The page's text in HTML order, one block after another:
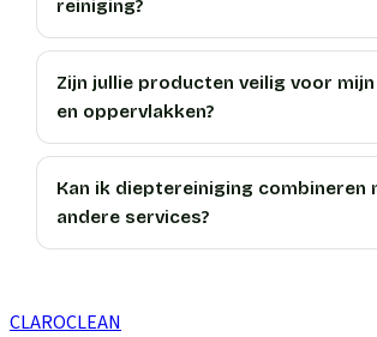
reiniging?
Zijn jullie producten veilig voor
en oppervlakken?
Kan ik dieptereiniging combineren
andere services?
CLAROCLEAN